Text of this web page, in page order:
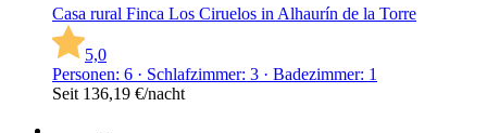
Casa rural Finca Los Ciruelos in Alhaurín de la Torre
5,0
Personen: 6 · Schlafzimmer: 3 · Badezimmer: 1
Seit 136,19 €/nacht